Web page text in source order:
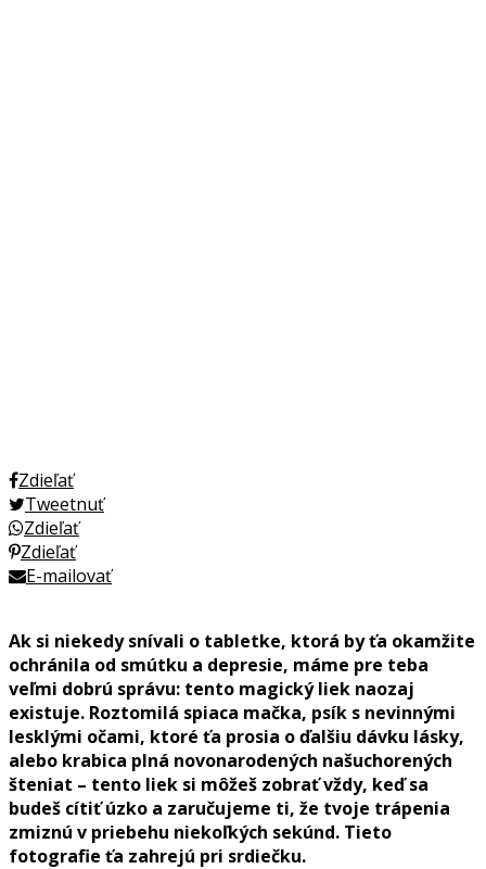
Zdieľať
Tweetnuť
Zdieľať
Zdieľať
E-mailovať
Ak si niekedy snívali o tabletke, ktorá by ťa okamžite
ochránila od smútku a depresie, máme pre teba
veľmi dobrú správu: tento magický liek naozaj
existuje. Roztomilá spiaca mačka, psík s nevinnými
lesklými očami, ktoré ťa prosia o ďalšiu dávku lásky,
alebo krabica plná novonarodených našuchorených
šteniat – tento liek si môžeš zobrať vždy, keď sa
budeš cítiť úzko a zaručujeme ti, že tvoje trápenia
zmiznú v priebehu niekoľkých sekúnd. Tieto
fotografie ťa zahrejú pri srdiečku.